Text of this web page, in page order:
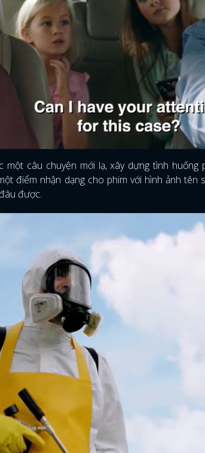
câu chuyện mới lạ, xây dựng tình
điểm nhận dạng cho phim với hình ảnh tên
được.